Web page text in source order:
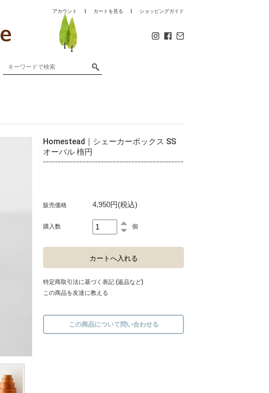
アカウント カートを見る ショッピングガイド
Homestead｜シェーカーボックス SS
オーバル 楕円
販売価格 4,950円(税込)
購入数 個
特定商取引法に基づく表記 (返品など)
この商品を友達に教える
この商品について問い合わせる